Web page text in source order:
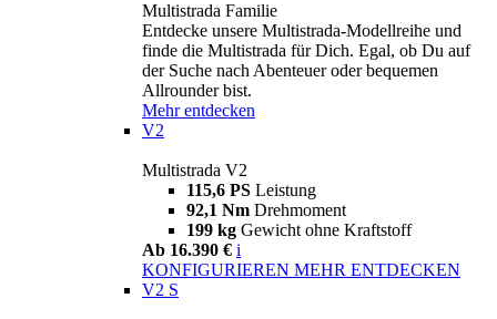
Multistrada Familie
Entdecke unsere Multistrada-Modellreihe und
finde die Multistrada für Dich. Egal, ob Du auf
der Suche nach Abenteuer oder bequemen
Allrounder bist.
Mehr entdecken
V2
Multistrada V2
115,6 PS Leistung
92,1 Nm Drehmoment
199 kg Gewicht ohne Kraftstoff
Ab 16.390 € i
KONFIGURIEREN MEHR ENTDECKEN
V2 S